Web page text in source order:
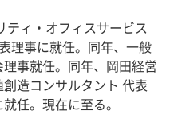
ティ・オフィスサービス
理事に就任。同年、一般
事就任。同年、岡田経営
造コンサルタント 代表
任。現在に至る。